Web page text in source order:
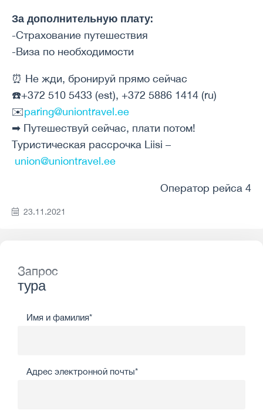
За дополнительную плату:
-Страхование путешествия
-Виза по необходимости
⏰ Не жди, бронируй прямо сейчас
☎️+372 510 5433 (est), +372 5886 1414 (ru)
✉️paring@uniontravel.ee
➡ Путешествуй сейчас, плати потом!
Туристическая рассрочка Liisi –
union@uniontravel.ee
Оператор рейса 4
23.11.2021
Запрос
тура
Имя и фамилия*
Адрес электронной почты*